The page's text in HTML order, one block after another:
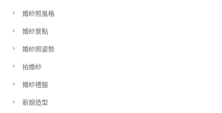
婚紗照風格
婚紗景點
婚紗照姿勢
拍婚紗
婚紗禮服
新娘造型